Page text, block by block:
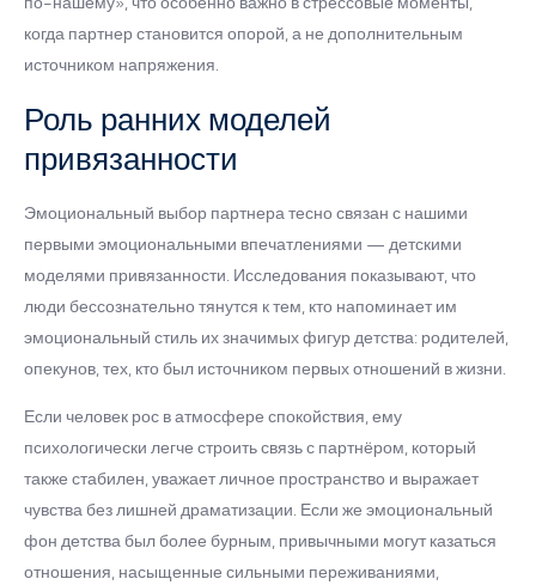
когда партнер становится опорой, а не дополнительным
источником напряжения.
Роль ранних моделей
привязанности
Эмоциональный выбор партнера тесно связан с нашими
первыми эмоцио­нальными впечатлениями — детскими
моделями привязанности. Исследования показывают, что
люди бессознательно тянутся к тем, кто напоминает им
эмоциональный стиль их значимых фигур детства: родителей,
опекунов, тех, кто был источником первых отношений в жизни.
Если человек рос в атмосфере спокойствия, ему
психологически легче строить связь с партнёром, который
также стабилен, уважает личное пространство и выражает
чувства без лишней драматизации. Если же эмоциональный
фон детства был более бурным, привычными могут казаться
отношения, насыщенные сильными переживаниями,